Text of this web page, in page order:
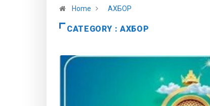
Home АХБОР
CATEGORY : АХБОР